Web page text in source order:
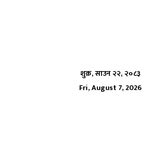
शुक्र, साउन २२, २०८३
Fri, August 7, 2026